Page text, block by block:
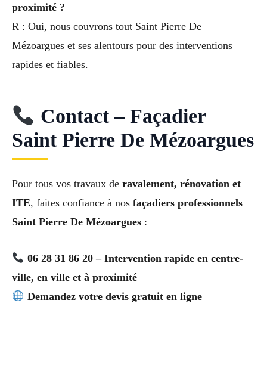
proximité ?
R : Oui, nous couvrons tout Saint Pierre De
Mézoargues et ses alentours pour des interventions
rapides et fiables.
Contact – Façadier
Saint Pierre De Mézoargues
Pour tous vos travaux de ravalement, rénovation et
ITE, faites confiance à nos façadiers professionnels
Saint Pierre De Mézoargues :
06 28 31 86 20 – Intervention rapide en centre-
ville, en ville et à proximité
Demandez votre devis gratuit en ligne